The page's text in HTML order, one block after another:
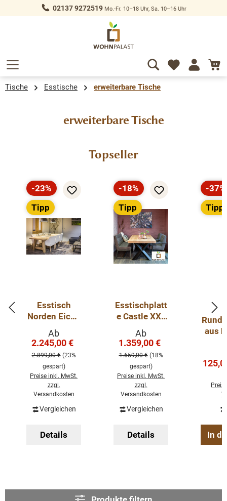
springen 02137 9272519Mo.-Fr. 10–18 Uhr, Sa. 10–16 Uhr
Tische Esstische erweiterbare Tische
erweiterbare Tische
Produktgalerie überspringen
Topseller
Rabatt
-23%
Tipp
Esstisch
Norden Eiche
- Stärke: 45-
48mm
Eichentisch
massiv mit
Holzgestell
Verkaufspreis:
Ab
2.245,00 €
2.899,00 € (23%
gespart)
Preise inkl. MwSt.
zzgl.
Versandkosten
Vergleichen
Details
Rabatt
-18%
Tipp
Esstischplatt
e Castle XXL
aus
Eichenholz
80 mm Stark
Verkaufspreis:
Ab
1.359,00 €
1.659,00 € (18%
gespart)
Preise inkl. MwSt.
zzgl.
Versandkosten
Vergleichen
Details
-37%
Tipp
aus
In